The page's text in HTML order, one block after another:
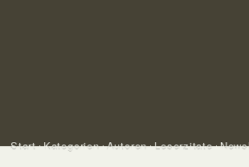
Start Kategorien Autoren Leserzitate